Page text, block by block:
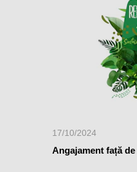
17/10/2024
Angajament față